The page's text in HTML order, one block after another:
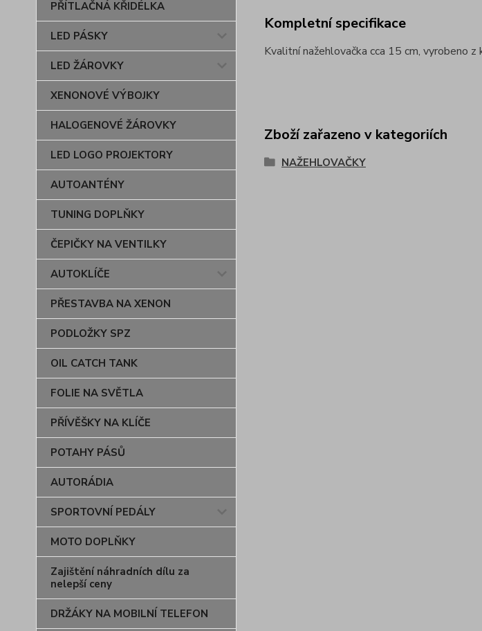
PŘÍTLAČNÁ KŘIDÉLKA
LED PÁSKY
LED ŽÁROVKY
XENONOVÉ VÝBOJKY
HALOGENOVÉ ŽÁROVKY
LED LOGO PROJEKTORY
AUTOANTÉNY
TUNING DOPLŇKY
ČEPIČKY NA VENTILKY
AUTOKLÍČE
PŘESTAVBA NA XENON
PODLOŽKY SPZ
OIL CATCH TANK
FOLIE NA SVĚTLA
PŘÍVĚŠKY NA KLÍČE
POTAHY PÁSŮ
AUTORÁDIA
SPORTOVNÍ PEDÁLY
MOTO DOPLŇKY
Zajištění náhradních dílu za
nelepší ceny
DRŽÁKY NA MOBILNÍ TELEFON
Kompletní specifikace
Kvalitní nažehlovačka cca 15 cm, vyrobeno
Zboží zařazeno v kategoriích
NAŽEHLOVAČKY